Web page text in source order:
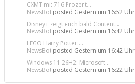
CXMT mit 716 Prozent...
NewsBot posted Gestern um 16:52 Uhr
Disney+ zeigt euch bald Content...
NewsBot posted Gestern um 16:42 Uhr
LEGO Harry Potter:...
NewsBot posted Gestern um 16:42 Uhr
Windows 11 26H2: Microsoft...
NewsBot posted Gestern um 16:22 Uhr